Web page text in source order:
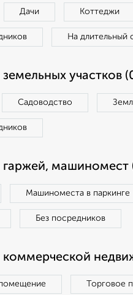
Дачи Коттеджи
На длительный
участков
Садоводство
гаржей, машиномест
Машиноместа в паркинге
Без посредников
коммерческой
Торговое